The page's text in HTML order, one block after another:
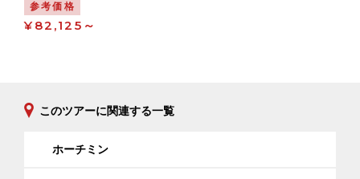
参考価格
¥82,125～
このツアーに関連する一覧
ホーチミン